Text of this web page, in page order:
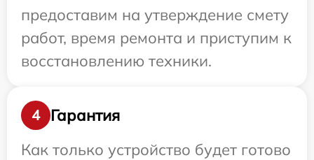
предоставим на утверждение смету
работ, время ремонта и приступим к
восстановлению техники.
4
Гарантия
Как только устройство будет готово